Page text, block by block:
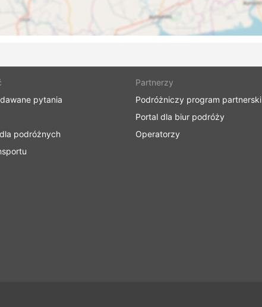
pytania
podróżnych
Partnerzy
Podróżniczy program partnerski
Portal dla biur podróży
Operatorzy